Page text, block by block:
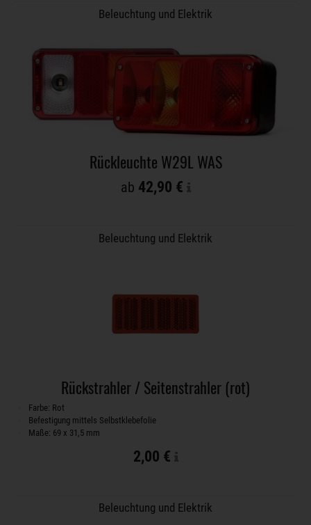
Beleuchtung und Elektrik
Rückleuchte W29L WAS
ab 42,90 €
Beleuchtung und Elektrik
Rückstrahler / Seitenstrahler (rot)
Farbe: Rot
Befestigung mittels Selbstklebefolie
Maße: 69 x 31,5 mm
2,00 €
Beleuchtung und Elektrik